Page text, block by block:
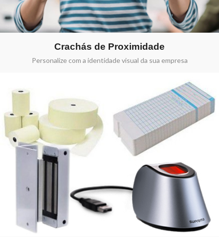
Crachás de Proximidade
Personalize com a identidade visual da sua empresa